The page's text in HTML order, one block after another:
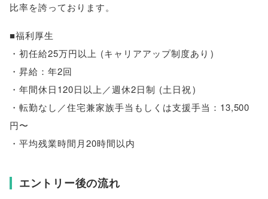
比率を誇っております。
■福利厚生
・初任給25万円以上 (キャリアアップ制度あり )
・昇給：年2回
・年間休日120日以上／週休2日制 (土日祝)
・転勤なし／住宅兼家族手当もしくは支援手当：13,500
円〜
・平均残業時間月20時間以内
エントリー後の流れ